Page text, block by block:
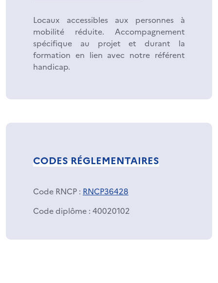
Locaux accessibles aux personnes à
mobilité réduite. Accompagnement
spécifique au projet et durant la
formation en lien avec notre référent
handicap.
CODES RÉGLEMENTAIRES
Code RNCP : RNCP36428
Code diplôme : 40020102